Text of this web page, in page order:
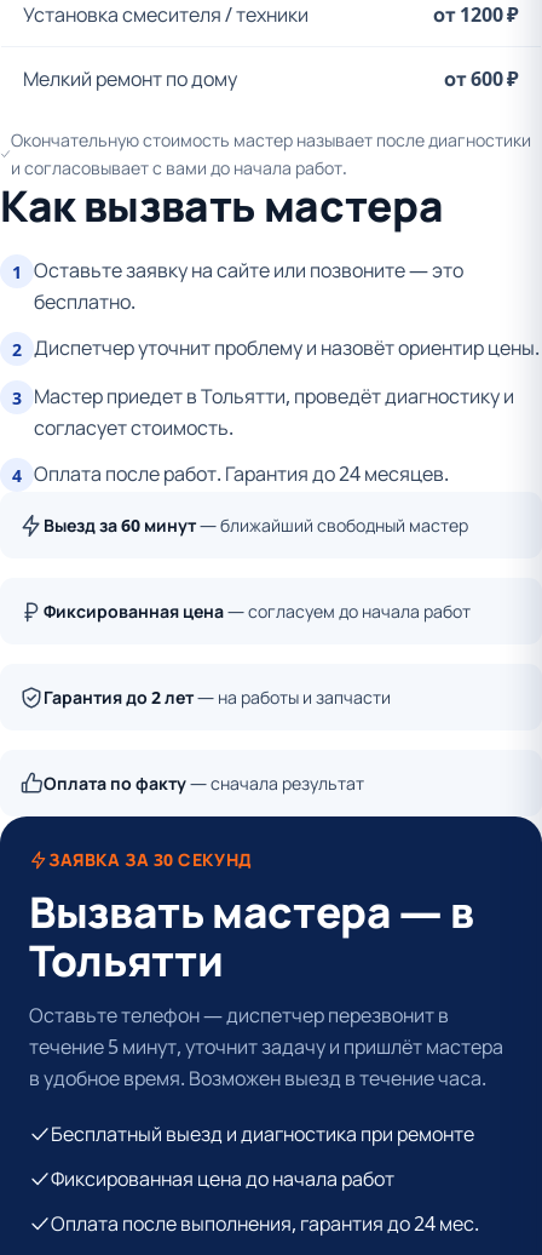
Установка смесителя / техники от 1200 ₽
Мелкий ремонт по дому от 600 ₽
Окончательную стоимость мастер называет после диагностики
и согласовывает с вами до начала работ.
Как вызвать мастера
1
Оставьте заявку на сайте или позвоните — это
бесплатно.
2 Диспетчер уточнит проблему и назовёт ориентир цены.
3 Мастер приедет в Тольятти, проведёт диагностику и
согласует стоимость.
4 Оплата после работ. Гарантия до 24 месяцев.
Выезд за 60 минут— ближайший свободный мастер
Фиксированная цена— согласуем до начала работ
Гарантия до 2 лет— на работы и запчасти
Оплата по факту— сначала результат
ЗАЯВКА ЗА 30 СЕКУНД
Вызвать мастера — в
Тольятти
Оставьте телефон — диспетчер перезвонит в
течение 5 минут, уточнит задачу и пришлёт мастера
в удобное время. Возможен выезд в течение часа.
Бесплатный выезд и диагностика при ремонте
Фиксированная цена до начала работ
Оплата после выполнения, гарантия до 24 мес.